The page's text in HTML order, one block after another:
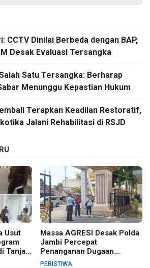
CCTV Dinilai Berbeda dengan BAP,
Desak Evaluasi Tersangka
Satu Tersangka: Berharap
Menunggu Kepastian Hukum
Terapkan Keadilan Restoratif,
Jalani Rehabilitasi di RSJD
Usut
Tanjab
Massa AGRESI Desak Polda
Jambi Percepat
Penanganan Dugaan
Pelanggaran Hak Cipta Buku
PERISTIWA